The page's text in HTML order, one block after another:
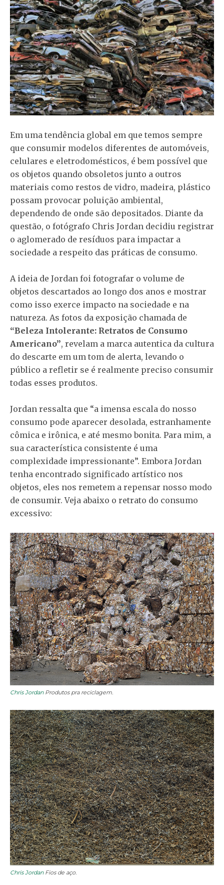
Em uma tendência global em que temos sempre
que consumir modelos diferentes de automóveis,
celulares e eletrodomésticos, é bem possível que
os objetos quando obsoletos junto a outros
materiais como restos de vidro, madeira, plástico
possam provocar poluição ambiental,
dependendo de onde são depositados. Diante da
questão, o fotógrafo Chris Jordan decidiu registrar
o aglomerado de resíduos para impactar a
sociedade a respeito das práticas de consumo.
A ideia de Jordan foi fotografar o volume de
objetos descartados ao longo dos anos e mostrar
como isso exerce impacto na sociedade e na
natureza. As fotos da exposição chamada de
“Beleza Intolerante: Retratos de Consumo
Americano”, revelam a marca autentica da cultura
do descarte em um tom de alerta, levando o
público a refletir se é realmente preciso consumir
todas esses produtos.
Jordan ressalta que “a imensa escala do nosso
consumo pode aparecer desolada, estranhamente
cômica e irônica, e até mesmo bonita. Para mim, a
sua característica consistente é uma
complexidade impressionante”. Embora Jordan
tenha encontrado significado artístico nos
objetos, eles nos remetem a repensar nosso modo
de consumir. Veja abaixo o retrato do consumo
excessivo:
Chris JordanProdutos pra reciclagem.
Chris JordanFios de aço.